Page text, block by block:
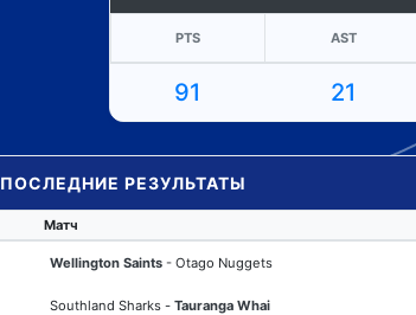
PTS AST
91 21
ПОСЛЕДНИЕ РЕЗУЛЬТАТЫ
Матч
Wellington Saints - Otago Nuggets
Southland Sharks - Tauranga Whai